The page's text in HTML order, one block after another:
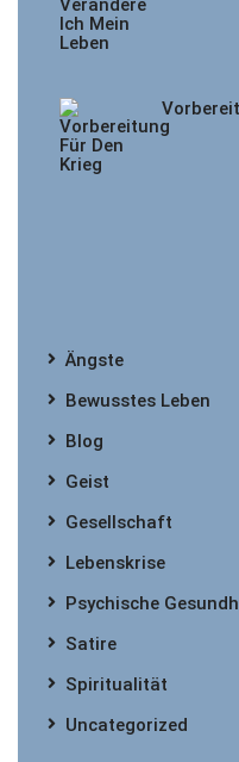
Ängste
Bewusstes Leben
Blog
Geist
Gesellschaft
Lebenskrise
Psychische
Satire
Spiritualität
Uncategorized